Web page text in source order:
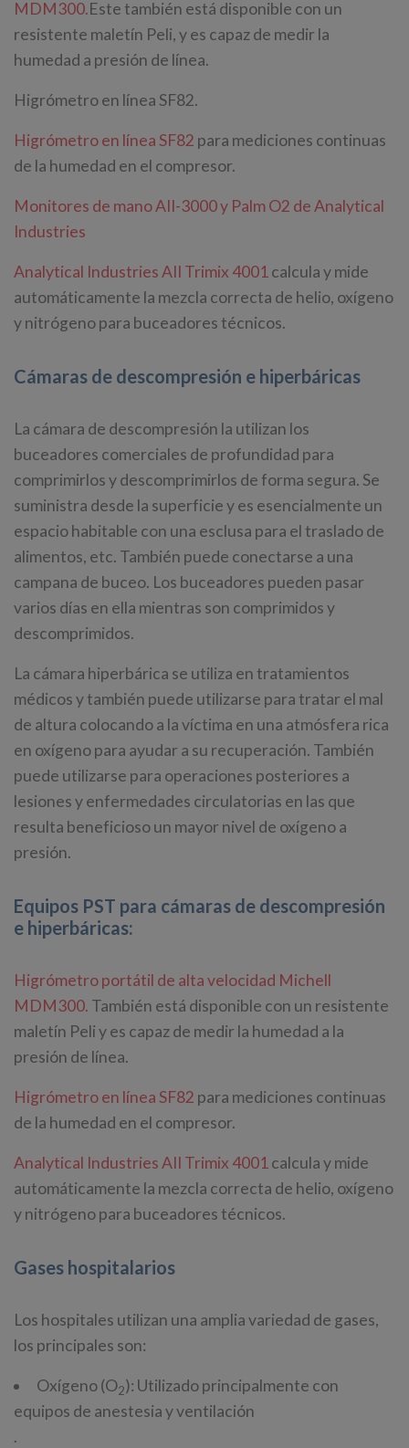
MDM300.Este también está disponible con un
resistente maletín Peli, y es capaz de medir la
humedad a presión de línea.
Higrómetro en línea SF82.
Higrómetro en línea SF82 para mediciones continuas
de la humedad en el compresor.
Monitores de mano AII-3000 y Palm O2 de Analytical
Industries
Analytical Industries AII Trimix 4001calcula y mide
automáticamente la mezcla correcta de helio, oxígeno
y nitrógeno para buceadores técnicos.
Cámaras de descompresión e hiperbáricas
La cámara de descompresión la utilizan los
buceadores comerciales de profundidad para
comprimirlos y descomprimirlos de forma segura. Se
suministra desde la superficie y es esencialmente un
espacio habitable con una esclusa para el traslado de
alimentos, etc. También puede conectarse a una
campana de buceo. Los buceadores pueden pasar
varios días en ella mientras son comprimidos y
descomprimidos.
La cámara hiperbárica se utiliza en tratamientos
médicos y también puede utilizarse para tratar el mal
de altura colocando a la víctima en una atmósfera rica
en oxígeno para ayudar a su recuperación. También
puede utilizarse para operaciones posteriores a
lesiones y enfermedades circulatorias en las que
resulta beneficioso un mayor nivel de oxígeno a
presión.
Equipos PST para cámaras de descompresión
e hiperbáricas:
Higrómetro portátil de alta velocidad Michell
MDM300. También está disponible con un resistente
maletín Peli y es capaz de medir la humedad a la
presión de línea.
Higrómetro en línea SF82 para mediciones continuas
de la humedad en el compresor.
Analytical Industries AII Trimix 4001calcula y mide
automáticamente la mezcla correcta de helio, oxígeno
y nitrógeno para buceadores técnicos.
Gases hospitalarios
Los hospitales utilizan una amplia variedad de gases,
los principales son:
Oxígeno (O2): Utilizado principalmente con
equipos de anestesia y ventilación
.